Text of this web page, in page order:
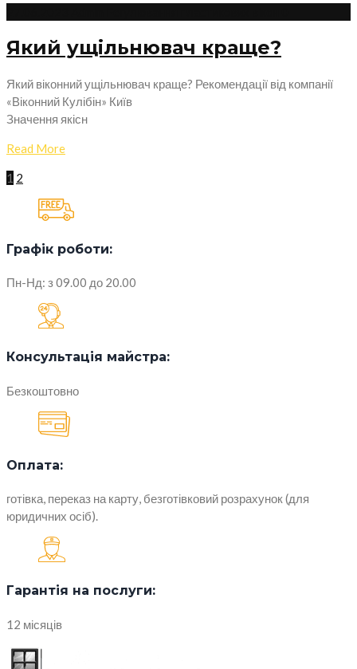
Який ущільнювач краще?
Який віконний ущільнювач краще? Рекомендації від компанії
«Віконний Кулібін» Київ
Значення якісн
Read More
1 2
Графік роботи:
Пн-Нд: з 09.00 до 20.00
Консультація майстра:
Безкоштовно
Оплата:
готівка, переказ на карту, безготівковий розрахунок (для
юридичних осіб).
Гарантія на послуги:
12 місяців